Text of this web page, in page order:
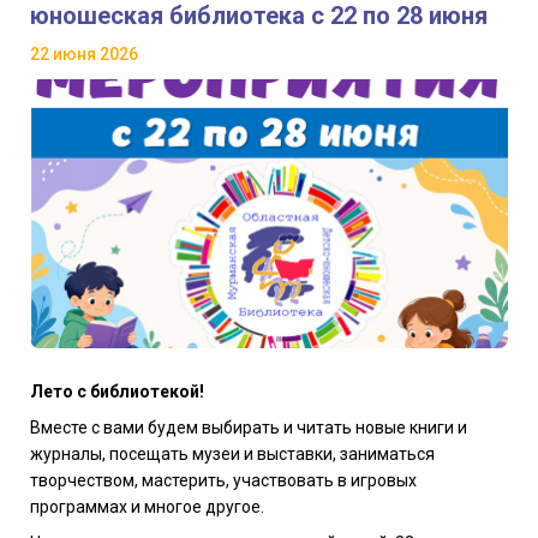
юношеская библиотека с 22 по 28 июня
22 июня 2026
Лето с библиотекой!
Вместе с вами будем выбирать и читать новые книги и
журналы, посещать музеи и выставки, заниматься
творчеством, мастерить, участвовать в игровых
программах и многое другое.